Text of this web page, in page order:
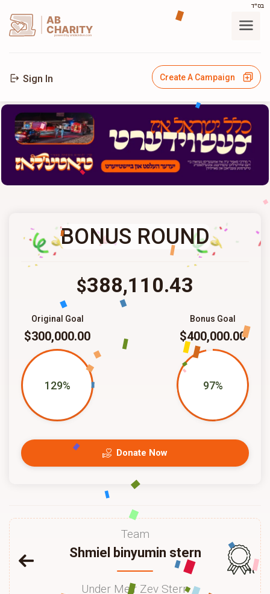
בס"ד
AB
CHARITY
powerd by ahblicklive.com
Sign In Create A Campaign
BONUS ROUND
$388,110.43
Bonus Goal
$400,000.00
97%
Original Goal
$300,000.00
129%
Donate Now
Team
Shmiel binyumin stern
Under Meir Zev Stern
101